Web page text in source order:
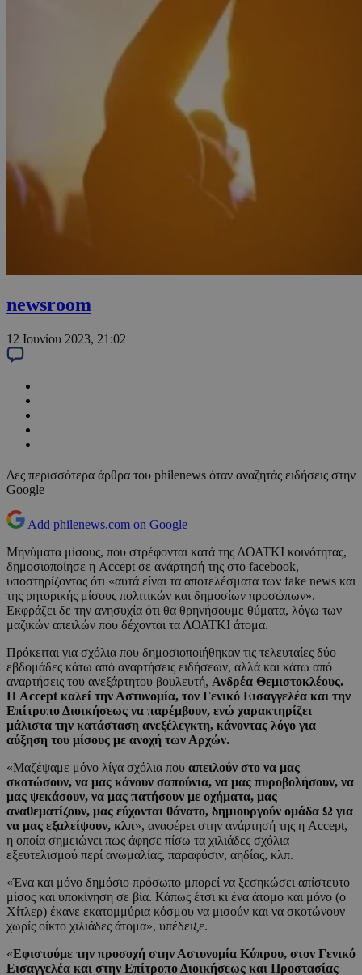
newsroom
12 Ιουνίου 2023, 21:02
Δες περισσότερα άρθρα του philenews όταν αναζητάς ειδήσεις στην
Google
Add philenews.com on Google
Μηνύματα μίσους, που στρέφονται κατά της ΛΟΑΤΚΙ κοινότητας,
δημοσιοποίησε η Accept σε ανάρτησή της στο facebook,
υποστηρίζοντας ότι «αυτά είναι τα αποτελέσματα των fake news και
της ρητορικής μίσους πολιτικών και δημοσίων προσώπων».
Εκφράζει δε την ανησυχία ότι θα θρηνήσουμε θύματα, λόγω των
μαζικών απειλών που δέχονται τα ΛΟΑΤΚΙ άτομα.
Πρόκειται για σχόλια που δημοσιοποιήθηκαν τις τελευταίες δύο
εβδομάδες κάτω από αναρτήσεις ειδήσεων, αλλά και κάτω από
αναρτήσεις του ανεξάρτητου βουλευτή, Ανδρέα Θεμιστοκλέους.
Η Accept καλεί την Αστυνομία, τον Γενικό Εισαγγελέα και την
Επίτροπο Διοικήσεως να παρέμβουν, ενώ χαρακτηρίζει
μάλιστα την κατάσταση ανεξέλεγκτη, κάνοντας λόγο για
αύξηση του μίσους με ανοχή των Αρχών.
«Μαζέψαμε μόνο λίγα σχόλια που απειλούν στο να μας
σκοτώσουν, να μας κάνουν σαπούνια, να μας πυροβολήσουν, να
μας ψεκάσουν, να μας πατήσουν με οχήματα, μας
αναθεματίζουν, μας εύχονται θάνατο, δημιουργούν ομάδα Ω για
να μας εξαλείψουν, κλπ», αναφέρει στην ανάρτησή της η Accept,
η οποία σημειώνει πως άφησε πίσω τα χιλιάδες σχόλια
εξευτελισμού περί ανωμαλίας, παραφύσιν, αηδίας, κλπ.
«Ένα και μόνο δημόσιο πρόσωπο μπορεί να ξεσηκώσει απίστευτο
μίσος και υποκίνηση σε βία. Κάπως έτσι κι ένα άτομο και μόνο (ο
Χίτλερ) έκανε εκατομμύρια κόσμου να μισούν και να σκοτώνουν
χωρίς οίκτο χιλιάδες άτομα», υπέδειξε.
«Εφιστούμε την προσοχή στην Αστυνομία Κύπρου, στον Γενικό
Εισαγγελέα και στην Επίτροπο Διοικήσεως και Προστασίας